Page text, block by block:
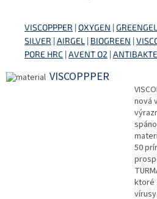
VISCOPPPER |OXYGEN |GREENGEL
SILVER |AIRGEL | BIOGREEN |
PORE HRC |AVENT O2 |
VISCOPPPER
nová
50
ktoré